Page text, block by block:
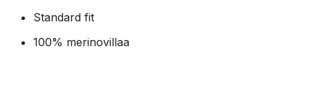
Standard fit
100% merinovillaa